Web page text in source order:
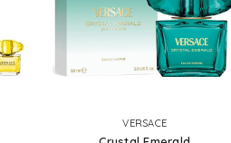
VERSACE